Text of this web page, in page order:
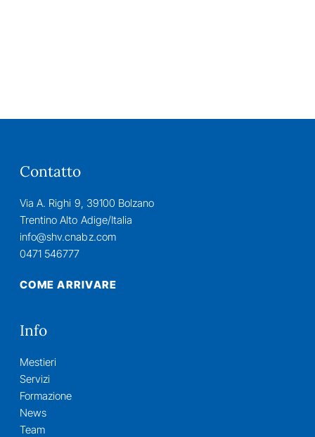
Contatto
Via A. Righi 9, 39100 Bolzano
Trentino Alto Adige/Italia
info@shv.cnabz.com
0471 546777
COME ARRIVARE
Info
Mestieri
Servizi
Formazione
News
Team